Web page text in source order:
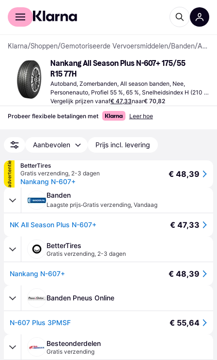
Voor shoppers
Klarna/Shoppen/Gemotoriseerde Vervoersmiddelen/Banden/ Autobanden
Nankang All Season Plus N-607+ 175/55
R15 77H
Autoband, Zomerbanden, All season banden, Nee,
Personenauto, Profiel 55 %, 65 %, Snelheidsindex H (210
km/h)
Vergelijk prijzen vanaf€ 47,33naar€ 70,82
Probeer flexibele betalingen met Leer hoe
Aanbevolen Prijs incl. levering
advertentie
BetterTires
Gratis verzending, 2-3 dagen
Nankang N-607+
€ 48,39
Banden
Laagste prijs·Gratis verzending, Vandaag
NK All Season Plus N-607+ € 47,33
BetterTires
Gratis verzending, 2-3 dagen
Nankang N-607+ € 48,39
Banden Pneus Online
N-607 Plus 3PMSF € 55,64
Besteonderdelen
Gratis verzending